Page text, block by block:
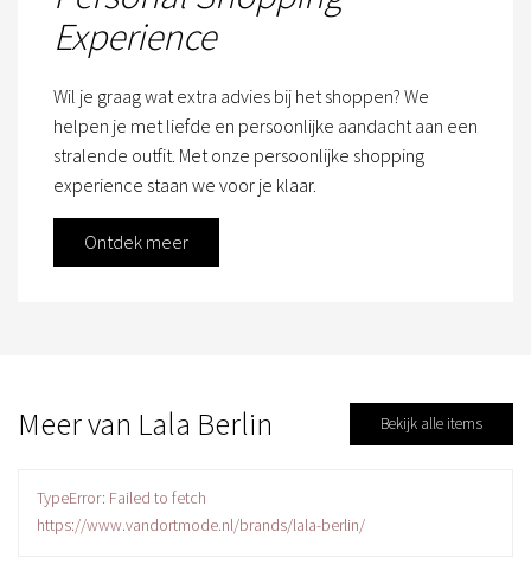
Experience
Wil je graag wat extra advies bij het shoppen? We
helpen je met liefde en persoonlijke aandacht aan een
stralende outfit. Met onze persoonlijke shopping
experience staan we voor je klaar.
Ontdek meer
Meer van Lala Berlin Bekijk alle items
TypeError: Failed to fetch
https://www.vandortmode.nl/brands/lala-berlin/